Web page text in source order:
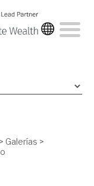
> Galerías >